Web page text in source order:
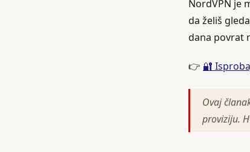
NordVPN je
da želiš
dana povrat
👉 🔐
Ovaj
proviziju.